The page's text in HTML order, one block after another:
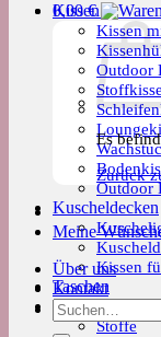
Kissen
Kissen
Outdoor
Outdoor
Kuscheldecken
Kissen
Taschen
Meterware
Stoffe
0,00€
Es
Zurück
Meine
Über uns
Kontakt
Suchen
nach: